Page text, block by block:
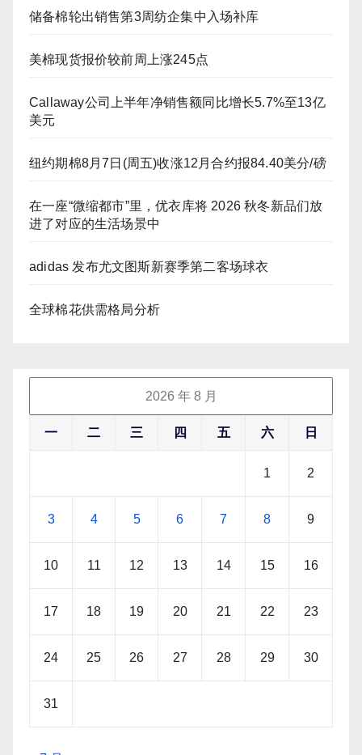
储备棉轮出销售第3周纺企集中入场补库
美棉现货报价较前周上涨245点
Callaway公司上半年净销售额同比增长5.7%至13亿
美元
纽约期棉8月7日(周五)收涨12月合约报84.40美分/磅
在一座“微缩都市”里，优衣库将 2026 秋冬新品们放
进了对应的生活场景中
adidas 发布尤文图斯新赛季第二客场球衣
全球棉花供需格局分析
2026 年 8 月
一 二 三 四 五 六 日
1 2
3 4 5 6 7 8 9
10 11 12 13 14 15 16
17 18 19 20 21 22 23
24 25 26 27 28 29 30
31